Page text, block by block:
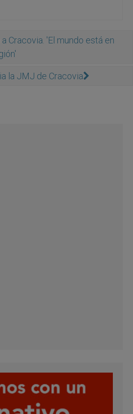
Cracovia. 'El mundo está en
la JMJ de Cracovia